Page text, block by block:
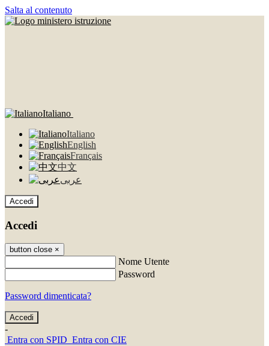
Salta al contenuto
Italiano
Italiano
English
Français
中文
عربى
Accedi
Accedi
button close ×
Nome Utente
Password
Password dimenticata?
-
Entra con SPID Entra con CIE